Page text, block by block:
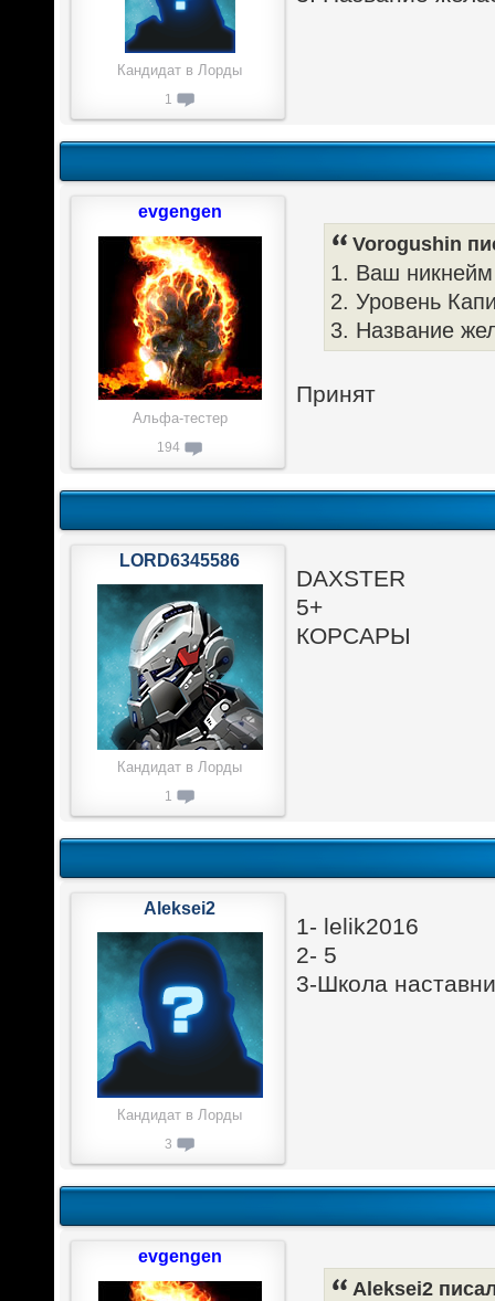
Кандидат в Лорды
1
Vorogushin
1. Ваш никнейм
2. Уровень
3. Название
Принят
evgengen
Альфа-тестер
194
DAXSTER
5+
КОРСАРЫ
LORD6345586
Кандидат в Лорды
1
1- lelik2016
2- 5
3-Школа
Aleksei2
Кандидат в Лорды
3
Aleksei2
evgengen